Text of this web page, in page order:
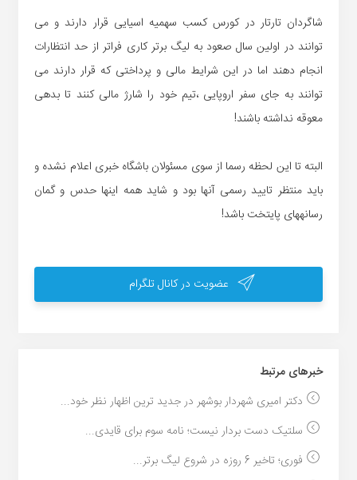
شاگردان تارتار در کورس کسب سهمیه اسیایی قرار دارند و می
توانند در اولین سال صعود به لیگ برتر کاری فراتر از حد انتظارات
انجام دهند اما در این شرایط مالی و پرداختی که قرار دارند می
توانند به جای سفر اروپایی ،تیم خود را شارژ مالی کنند تا بدهی
معوقه نداشته باشند!
البته تا این لحظه رسما از سوی مسئولان باشگاه خبری اعلام نشده و
باید منتظر تایید رسمی آنها بود و شاید همه اینها حدس و گمان
رسانههای پایتخت باشد!
عضویت در کانال تلگرام
خبر‌های مرتبط
دکتر امیری شهردار بوشهر در جدید ترین اظهار نظر خود...
سلتیک دست بردار نیست؛ نامه سوم برای قایدی...
فوری؛ تاخیر 6 روزه در شروع لیگ برتر...